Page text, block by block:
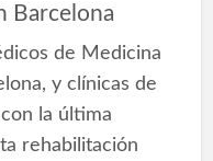
Barcelona
de Medicina
y clínicas de
la última
rehabilitación